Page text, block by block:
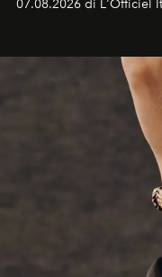
07.08.2026 di L'Officiel